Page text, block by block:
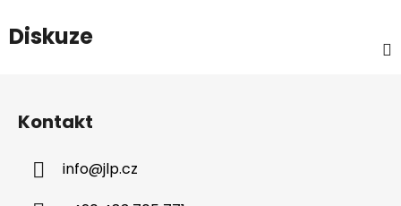
Diskuze
Kontakt
info@jlp.cz